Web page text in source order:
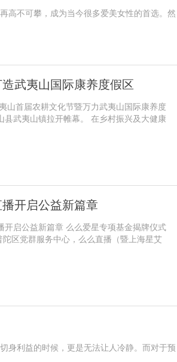
高不可攀，成为当今很多爱美女性的首选。然
武夷山国际康养度假区
山首届农耕文化节暨万力武夷山国际康养度
县武夷山镇拉开帷幕。 在乡村振兴及大健康
开启公益新篇章
开启公益新篇章 么么爱星专项基金揭牌仪式
陀区党群服务中心，么么直播（暨上海星艾
身利益的时候，更是无法让人冷静。而对于预